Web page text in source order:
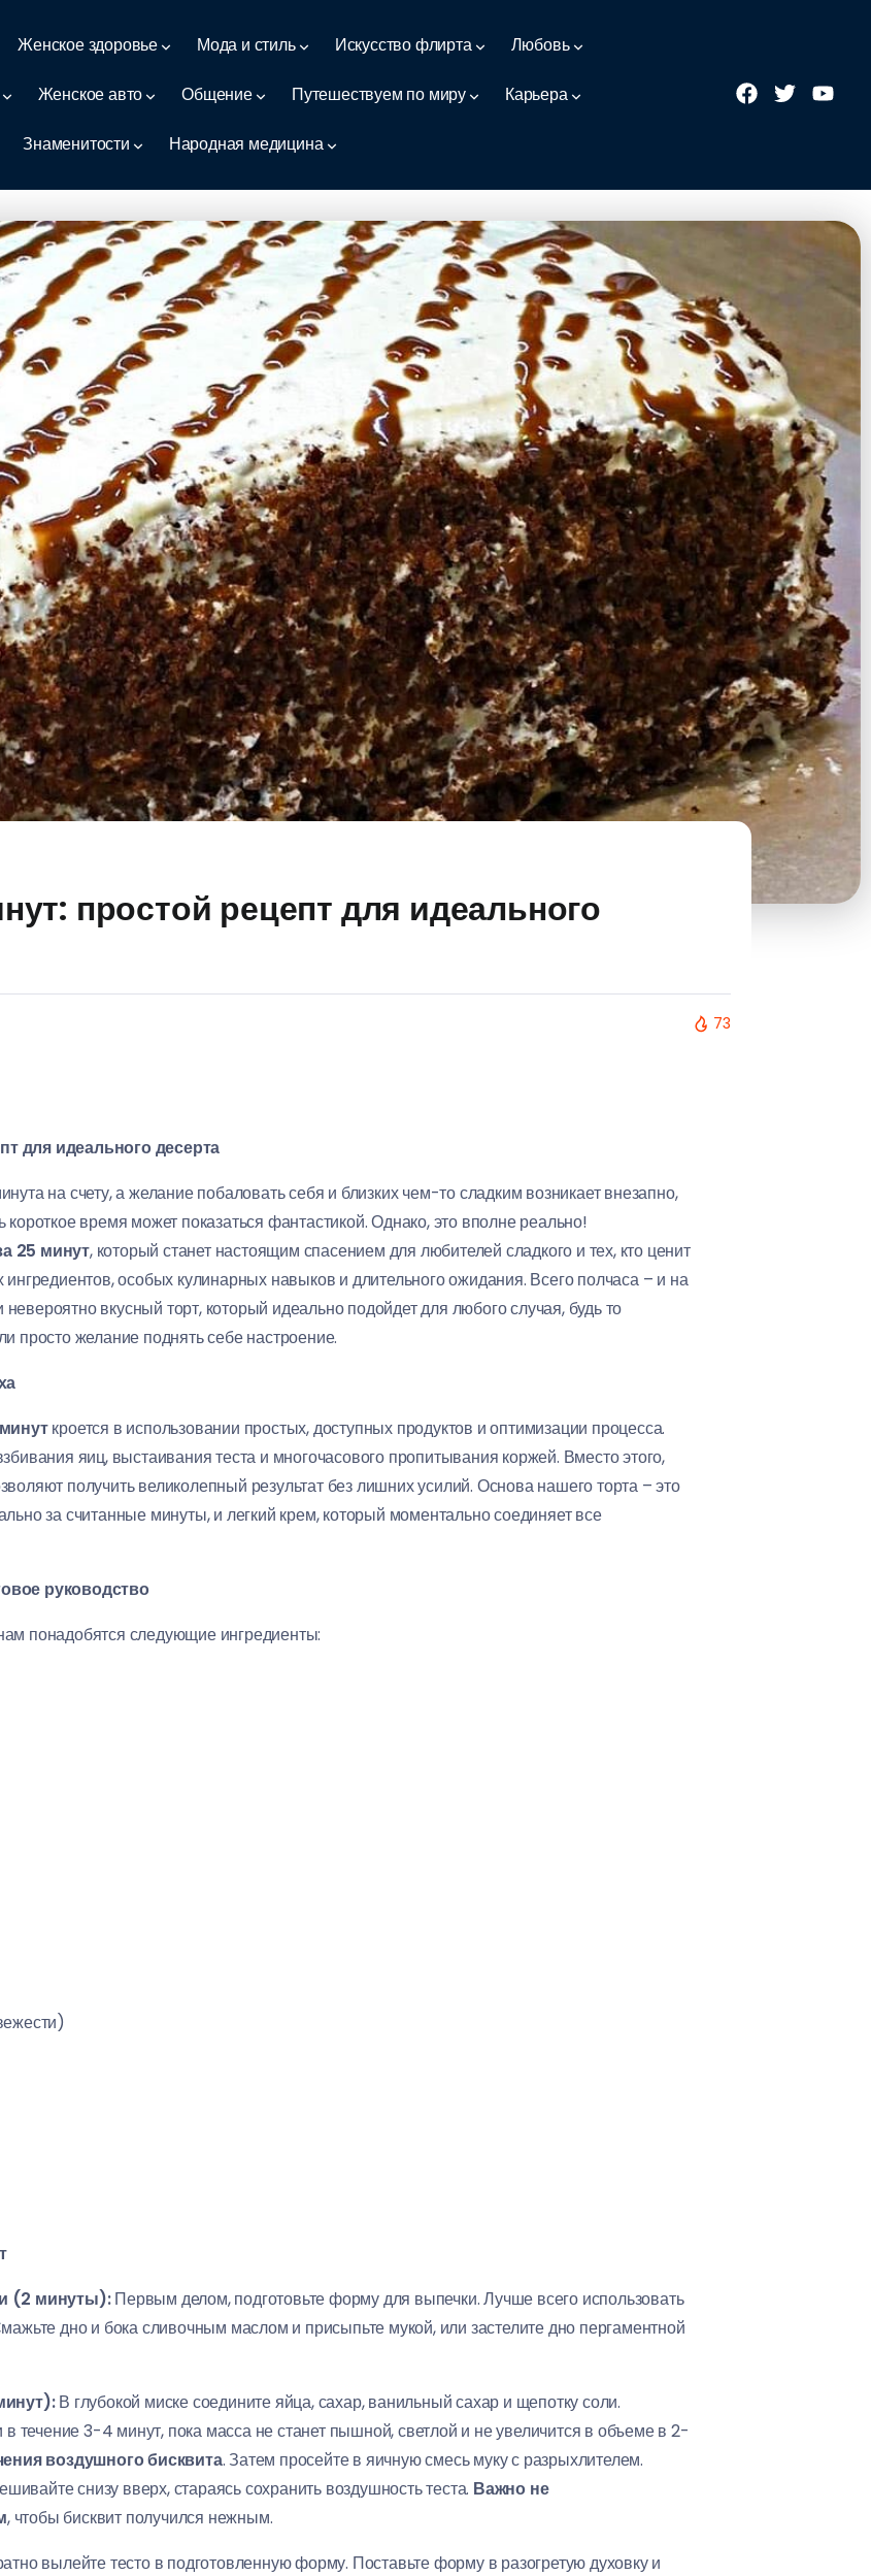
Женское здоровье Мода и стиль Искусство флирта Любовь
Женское авто Общение Путешествуем по миру Карьера
Знаменитости Народная медицина
простой рецепт для идеального
73
для идеального десерта
на счету, а желание побаловать себя и близких чем-то сладким возникает внезапно,
короткое время может показаться фантастикой. Однако, это вполне реально!
25 минут, который станет настоящим спасением для любителей сладкого и тех, кто ценит
особых кулинарных навыков и длительного ожидания. Всего полчаса – и на
вкусный торт, который идеально подойдет для любого случая, будь то
просто желание поднять себе настроение.
кроется в использовании простых, доступных продуктов и оптимизации процесса.
яиц, выстаивания теста и многочасового пропитывания коржей. Вместо этого,
получить великолепный результат без лишних усилий. Основа нашего торта – это
за считанные минуты, и легкий крем, который моментально соединяет все
руководство
понадобятся следующие ингредиенты:
(2 минуты):Первым делом, подготовьте форму для выпечки. Лучше всего использовать
дно и бока сливочным маслом и присыпьте мукой, или застелите дно пергаментной
В глубокой миске соедините яйца, сахар, ванильный сахар и щепотку соли.
течение 3-4 минут, пока масса не станет пышной, светлой и не увеличится в объеме в 2-
воздушного бисквита. Затем просейте в яичную смесь муку с разрыхлителем.
снизу вверх, стараясь сохранить воздушность теста. Важно не
, чтобы бисквит получился нежным.
вылейте тесто в подготовленную форму. Поставьте форму в разогретую духовку и